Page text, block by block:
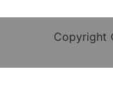
Copyright